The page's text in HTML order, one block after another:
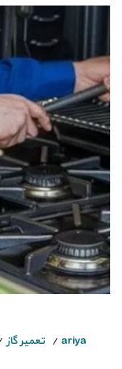
ariya تعمیر گاز